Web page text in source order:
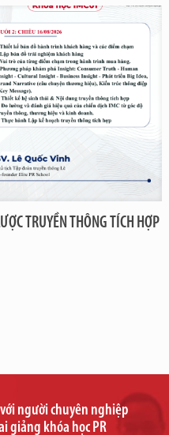
TRUYỀN THÔNG TÍCH HỢP
với người chuyên nghiệp
giảng khóa học PR